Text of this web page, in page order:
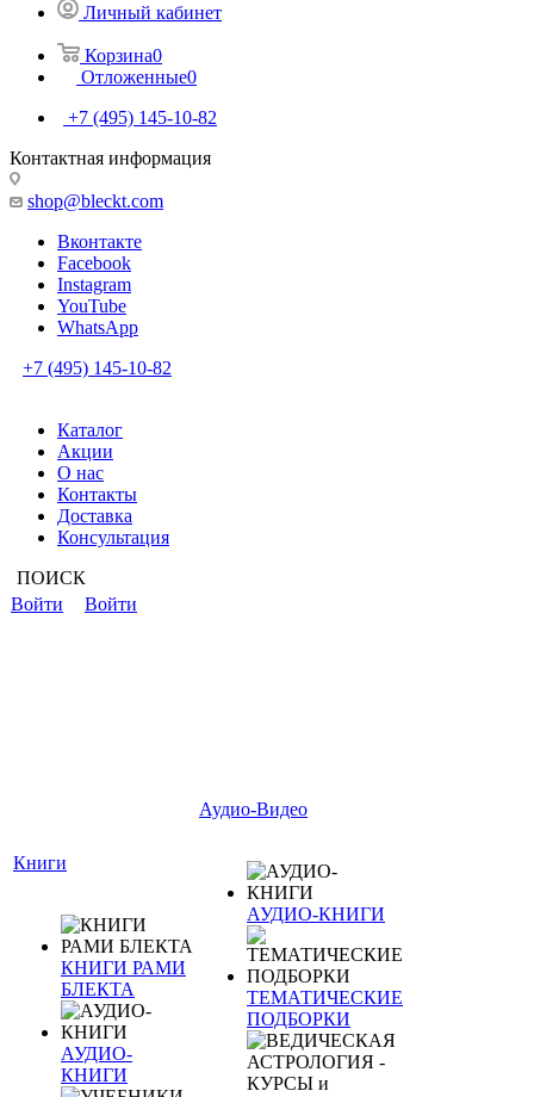
Личный кабинет
Корзина0
Отложенные0
+7 (495) 145-10-82
Контактная информация
shop@bleckt.com
Вконтакте
Facebook
Instagram
YouTube
WhatsApp
+7 (495) 145-10-82
Каталог
Акции
О нас
Контакты
Доставка
Консультация
ПОИСК
Войти
Войти
Книги
КНИГИ РАМИ
БЛЕКТА
АУДИО-
КНИГИ
Аудио-Видео
АУДИО-КНИГИ
ТЕМАТИЧЕСКИЕ
ПОДБОРКИ